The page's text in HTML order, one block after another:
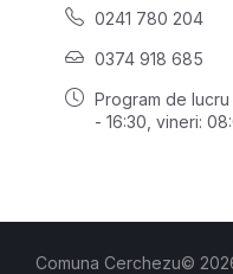
0241 780 204
0374 918 685
Program de
- 16:30 , vineri:
Comuna Cerchezu©